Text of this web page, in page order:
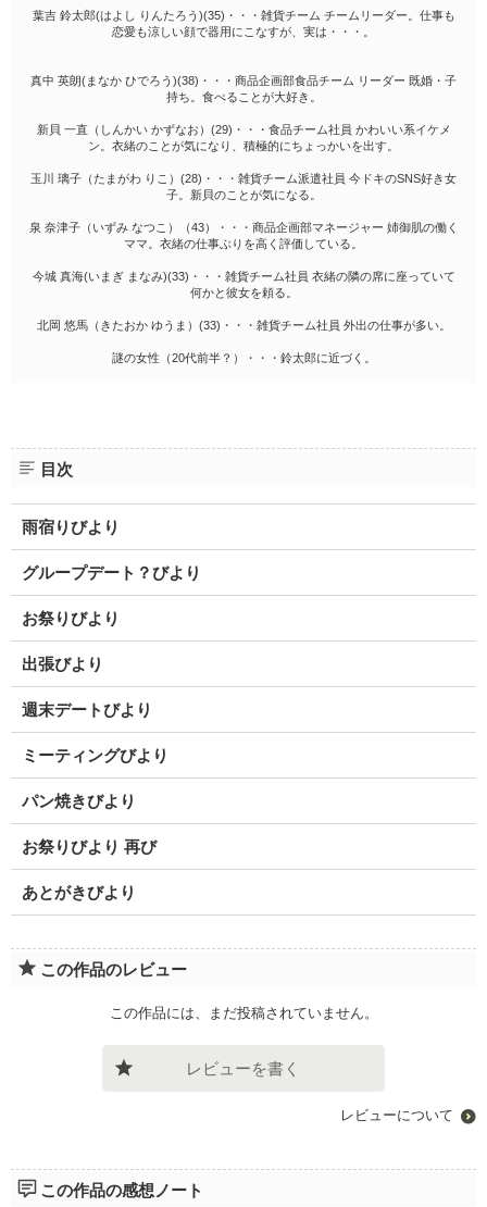
葉吉 鈴太郎(はよし りんたろう)(35)・・・雑貨チーム チームリーダー。仕事も
恋愛も涼しい顔で器用にこなすが、実は・・・。
真中 英朗(まなか ひでろう)(38)・・・商品企画部食品チーム リーダー 既婚・子
持ち。食べることが大好き。
新貝 一直（しんかい かずなお）(29)・・・食品チーム社員 かわいい系イケメ
ン。衣緒のことが気になり、積極的にちょっかいを出す。
玉川 璃子（たまがわ りこ）(28)・・・雑貨チーム派遣社員 今ドキのSNS好き女
子。新貝のことが気になる。
泉 奈津子（いずみ なつこ）（43）・・・商品企画部マネージャー 姉御肌の働く
ママ。衣緒の仕事ぶりを高く評価している。
今城 真海(いまぎ まなみ)(33)・・・雑貨チーム社員 衣緒の隣の席に座っていて
何かと彼女を頼る。
北岡 悠馬（きたおか ゆうま）(33)・・・雑貨チーム社員 外出の仕事が多い。
謎の女性（20代前半？）・・・鈴太郎に近づく。
目次
雨宿りびより
グループデート？びより
お祭りびより
出張びより
週末デートびより
ミーティングびより
パン焼きびより
お祭りびより 再び
あとがきびより
この作品のレビュー
この作品には、まだ投稿されていません。
レビューを書く
レビューについて
この作品の感想ノート